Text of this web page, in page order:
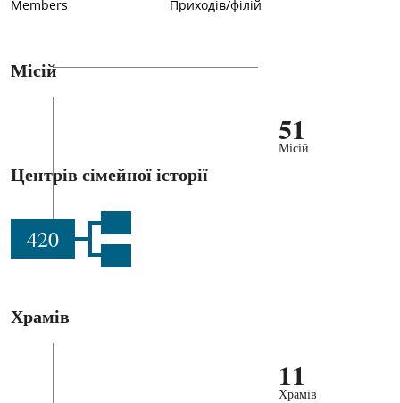
Members Приходів/філій
Місій
51
Місій
Центрів сімейної історії
420
Храмів
11
Храмів